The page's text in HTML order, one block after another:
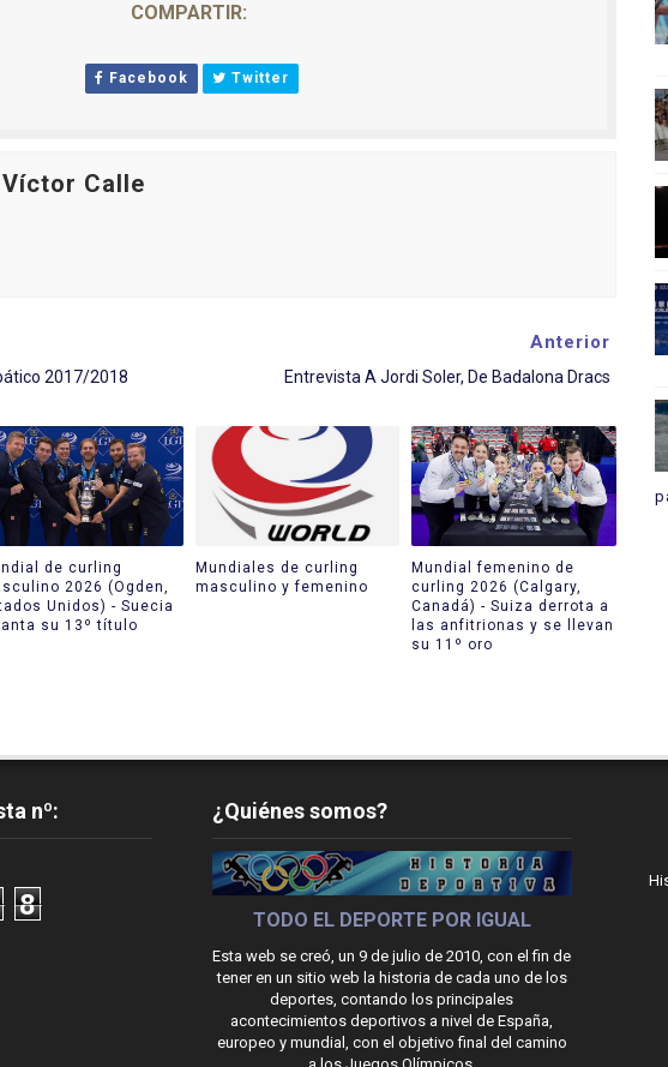
COMPARTIR:
Facebook Twitter
Calle
2017/2018
Anterior
Entrevista A Jordi Soler, De Badalona Dracs
de curling
2026 (Ogden,
Unidos) - Suecia
su 13º título
Mundiales de curling
masculino y femenino
Mundial femenino de
curling 2026 (Calgary,
Canadá) - Suiza derrota a
las anfitrionas y se llevan
su 11º oro
nº:
8
¿Quiénes somos?
TODO EL DEPORTE POR IGUAL
Esta web se creó, un 9 de julio de 2010, con el fin de
tener en un sitio web la historia de cada uno de los
deportes, contando los principales
acontecimientos deportivos a nivel de España,
europeo y mundial, con el objetivo final del camino